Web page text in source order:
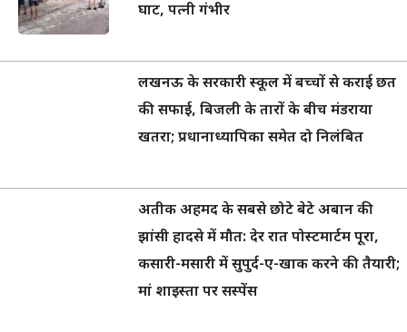
घाट, पत्नी गंभीर
लखनऊ के सरकारी स्कूल में बच्चों से कराई छत
की सफाई, बिजली के तारों के बीच मंडराया
खतरा; प्रधानाध्यापिका समेत दो निलंबित
अतीक अहमद के सबसे छोटे बेटे अबान की
झांसी हादसे में मौत: देर रात पोस्टमार्टम पूरा,
कसारी-मसारी में सुपुर्द-ए-खाक करने की तैयारी;
मां शाइस्ता पर सस्पेंस